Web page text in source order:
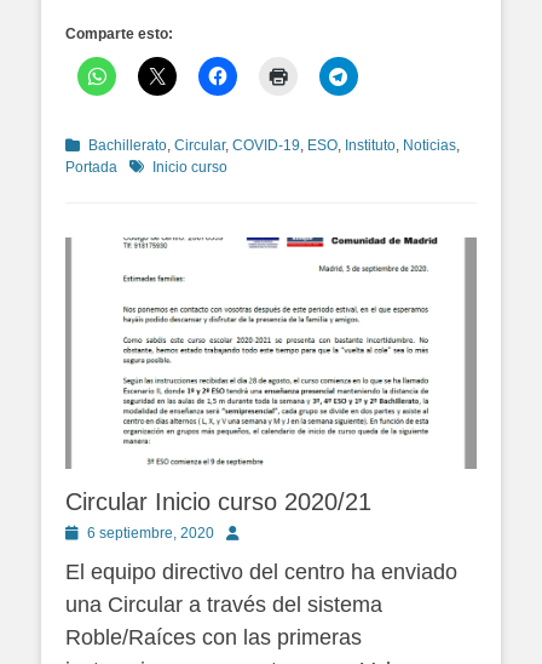
Comparte esto:
Categorías
Bachillerato Circular, COVID-19 ESO Instituto Noticias
Portada
Etiquetas
Inicio curso
Circular Inicio curso 2020/21
Publicado
6 septiembre, 2020 Autor
El equipo directivo del centro ha enviado
una Circular a través del sistema
Roble/Raíces con las primeras